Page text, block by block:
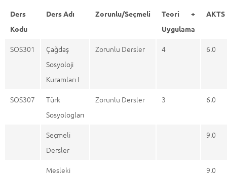
Ders
Kodu
Ders Adı Zorunlu/Seçmeli
Teori +
Uygulama
AKTS
SOS301
Çağdaş
Sosyoloji
Kuramları I
Zorunlu Dersler 4 6.0
SOS307
Türk
Sosyologları
Zorunlu Dersler 3 6.0
Seçmeli
Dersler
9.0
Mesleki
9.0